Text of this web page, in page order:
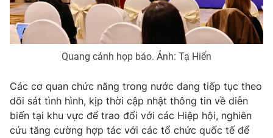
Quang cảnh họp báo. Ảnh: Tạ Hiển
Các cơ quan chức năng trong nước đang tiếp tục theo
dõi sát tình hình, kịp thời cập nhật thông tin về diễn
biến tại khu vực để trao đổi với các Hiệp hội, nghiên
cứu tăng cường hợp tác với các tổ chức quốc tế để